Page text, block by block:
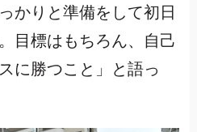
かりと準備をして初日
目標はもちろん、自己
に勝つこと」と語っ